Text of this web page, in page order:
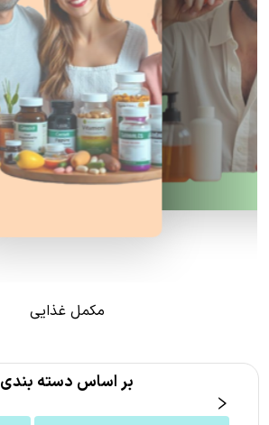
مکمل غذایی
بر اساس دسته بندی